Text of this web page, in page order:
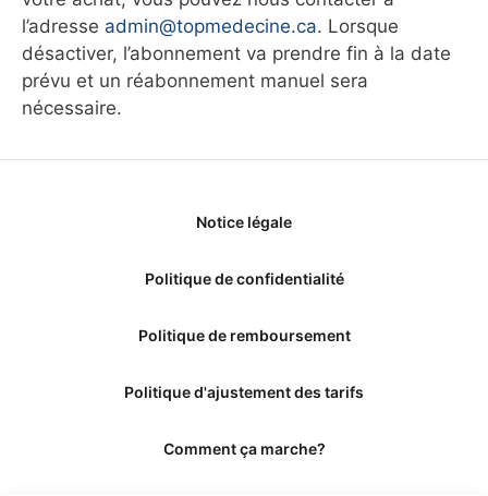
l’adresse admin@topmedecine.ca. Lorsque
désactiver, l’abonnement va prendre fin à la date
prévu et un réabonnement manuel sera
nécessaire.
Notice légale
Politique de confidentialité
Politique de remboursement
Politique d'ajustement des tarifs
Comment ça marche?